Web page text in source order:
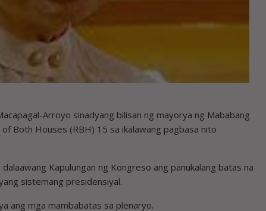
Arroyo sinadyang bilisan ng mayorya ng Mababang
Both Houses (RBH) 15 sa ikalawang pagbasa nito
Kapulungan ng Kongreso ang panukalang batas na
sistemang presidensiyal.
ang mga mambabatas sa plenaryo.